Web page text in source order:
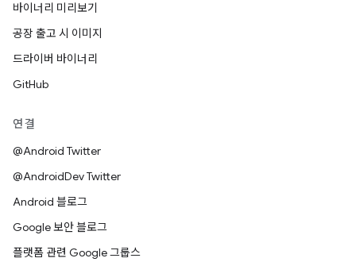
바이너리 미리보기
공장 출고 시 이미지
드라이버 바이너리
GitHub
연결
@Android Twitter
@AndroidDev Twitter
Android 블로그
Google 보안 블로그
플랫폼 관련 Google 그룹스